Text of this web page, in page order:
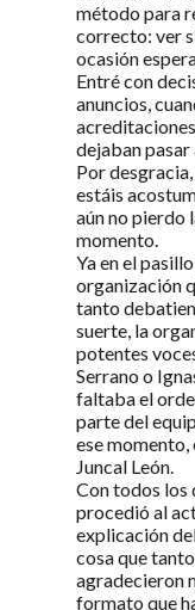
método para
correcto: ver
ocasión
Entré con
anuncios,
dejaban
Por
estáis
aún no pierdo
momento.
Ya en el
organización
tanto
suerte, la
potentes
Serrano o
faltaba el
parte del
ese momento,
Juncal León.
Con todos los
procedió al
explicación
cosa que
agradecieron
formato que